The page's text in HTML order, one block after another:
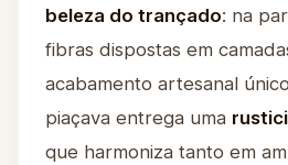
beleza do trançado: na
fibras dispostas em
acabamento artesanal
piaçava entrega uma
que harmoniza tanto em